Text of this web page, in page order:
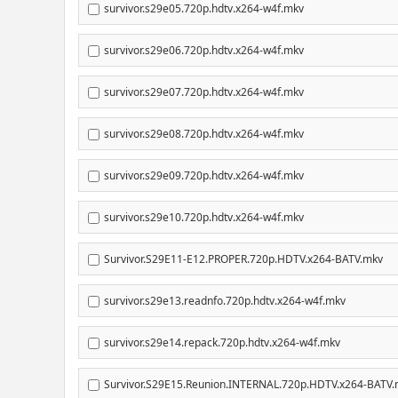
survivor.s29e05.720p.hdtv.x264-w4f.mkv
survivor.s29e06.720p.hdtv.x264-w4f.mkv
survivor.s29e07.720p.hdtv.x264-w4f.mkv
survivor.s29e08.720p.hdtv.x264-w4f.mkv
survivor.s29e09.720p.hdtv.x264-w4f.mkv
survivor.s29e10.720p.hdtv.x264-w4f.mkv
Survivor.S29E11-E12.PROPER.720p.HDTV.x264-BATV.mkv
survivor.s29e13.readnfo.720p.hdtv.x264-w4f.mkv
survivor.s29e14.repack.720p.hdtv.x264-w4f.mkv
Survivor.S29E15.Reunion.INTERNAL.720p.HDTV.x264-